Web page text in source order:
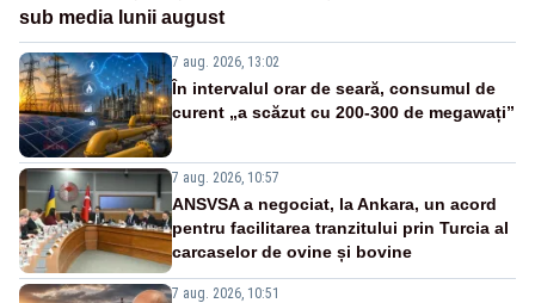
sub media lunii august
7 aug. 2026, 13:02
În intervalul orar de seară, consumul de
curent „a scăzut cu 200-300 de megawați”
7 aug. 2026, 10:57
ANSVSA a negociat, la Ankara, un acord
pentru facilitarea tranzitului prin Turcia al
carcaselor de ovine și bovine
7 aug. 2026, 10:51